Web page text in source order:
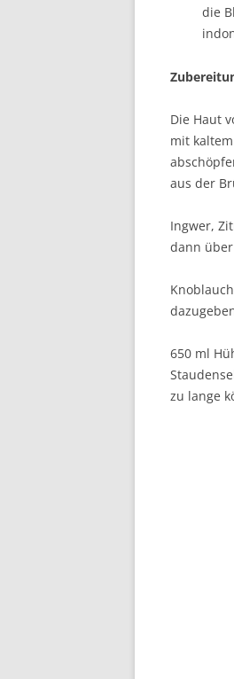
die
Die Haut
mit
aus der
Ingwer,
dann
650 ml
zu lange